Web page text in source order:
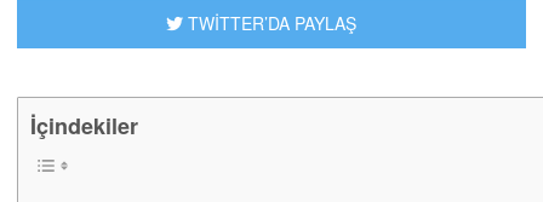
TWİTTER’DA PAYLAŞ
İçindekiler